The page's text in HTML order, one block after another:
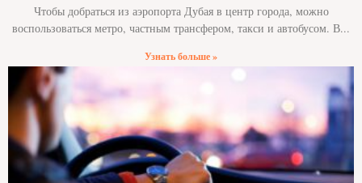
Чтобы добраться из аэропорта Дубая в центр города, можно
воспользоваться метро, ​​частным трансфером, такси и автобусом. В
Узнать больше »